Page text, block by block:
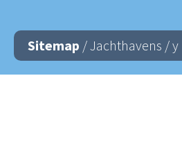
Sitemap / Jachthavens / y